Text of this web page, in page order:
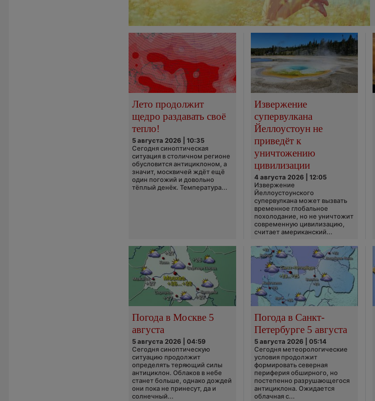
Лето продолжит
щедро раздавать своё
тепло!
5 августа 2026 | 10:35
Сегодня синоптическая
ситуация в столичном регионе
обусловится антициклоном, а
значит, москвичей ждёт ещё
один погожий и довольно
тёплый денёк. Температура...
Извержение
супервулкана
Йеллоустоун не
приведёт к
уничтожению
цивилизации
4 августа 2026 | 12:05
Извержение
Йеллоустоунского
супервулкана может вызвать
временное глобальное
похолодание, но не уничтожит
современную цивилизацию,
считает американский...
Погода в Москве 5
августа
5 августа 2026 | 04:59
Сегодня синоптическую
ситуацию продолжит
определять теряющий силы
антициклон. Облаков в небе
станет больше, однако дождей
они пока не принесут, да и
солнечный...
Погода в Санкт-
Петербурге 5 августа
5 августа 2026 | 05:14
Сегодня метеорологические
условия продолжит
формировать северная
периферия обширного, но
постепенно разрушающегося
антициклона. Ожидается
облачная с...